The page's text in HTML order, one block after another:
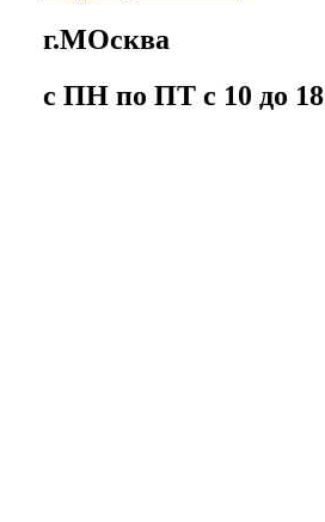
г.МOсква
c ПH пo ПT c 10 до 18